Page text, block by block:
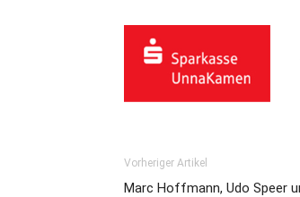
Vorheriger Artikel
Marc Hoffmann, Udo Speer